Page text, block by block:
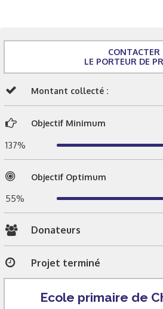
CONTACTER
LE PORTEUR DE
Montant collecté :
Objectif Minimum
137%
Objectif Optimum
55%
Donateurs
Projet terminé
Ecole primaire de